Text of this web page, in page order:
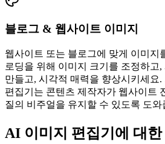
블로그 & 웹사이트 이미지
웹사이트 또는 블로그에 맞게 이미지
로딩을 위해 이미지 크기를 조정하고
만들고, 시각적 매력을 향상시키세요.
편집기는 콘텐츠 제작자가 웹사이트
질의 비주얼을 유지할 수 있도록 도와
AI 이미지 편집기에 대